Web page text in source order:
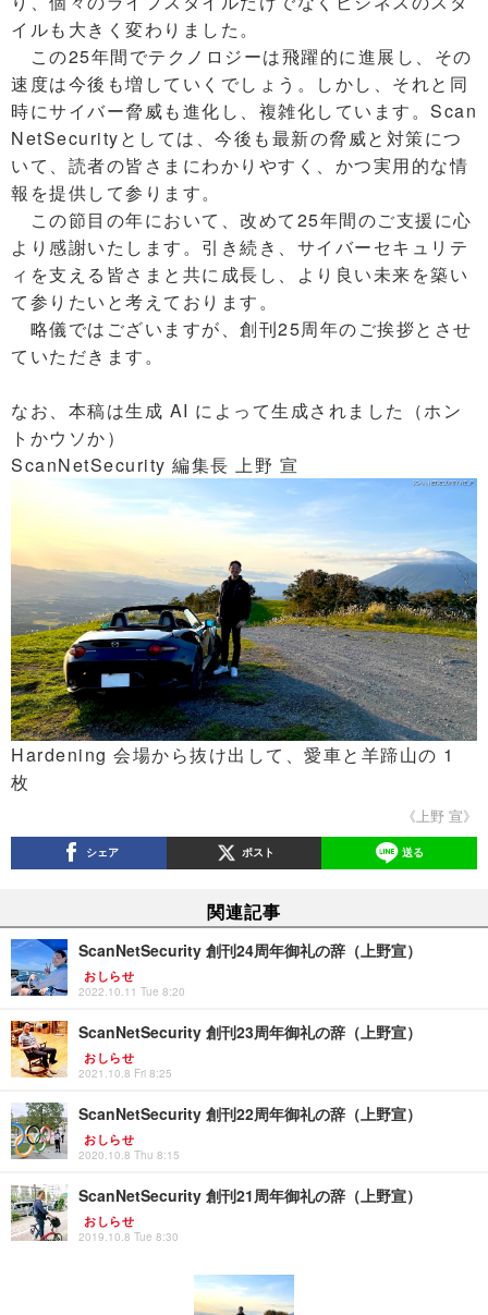
イルも大きく変わりました。
この25年間でテクノロジーは飛躍的に進展し、その
速度は今後も増していくでしょう。しかし、それと同
時にサイバー脅威も進化し、複雑化しています。Scan
NetSecurityとしては、今後も最新の脅威と対策につ
いて、読者の皆さまにわかりやすく、かつ実用的な情
報を提供して参ります。
この節目の年において、改めて25年間のご支援に心
より感謝いたします。引き続き、サイバーセキュリテ
ィを支える皆さまと共に成長し、より良い未来を築い
て参りたいと考えております。
略儀ではございますが、創刊25周年のご挨拶とさせ
ていただきます。
なお、本稿は生成 AI によって生成されました（ホン
トかウソか）
ScanNetSecurity 編集長 上野 宣
Hardening 会場から抜け出して、愛車と羊蹄山の 1
枚
《上野 宣》
シェア ポスト 送る
関連記事
ScanNetSecurity 創刊24周年御礼の辞（上野宣）
おしらせ
2022.10.11 Tue 8:20
ScanNetSecurity 創刊23周年御礼の辞（上野宣）
おしらせ
2021.10.8 Fri 8:25
ScanNetSecurity 創刊22周年御礼の辞（上野宣）
おしらせ
2020.10.8 Thu 8:15
ScanNetSecurity 創刊21周年御礼の辞（上野宣）
おしらせ
2019.10.8 Tue 8:30